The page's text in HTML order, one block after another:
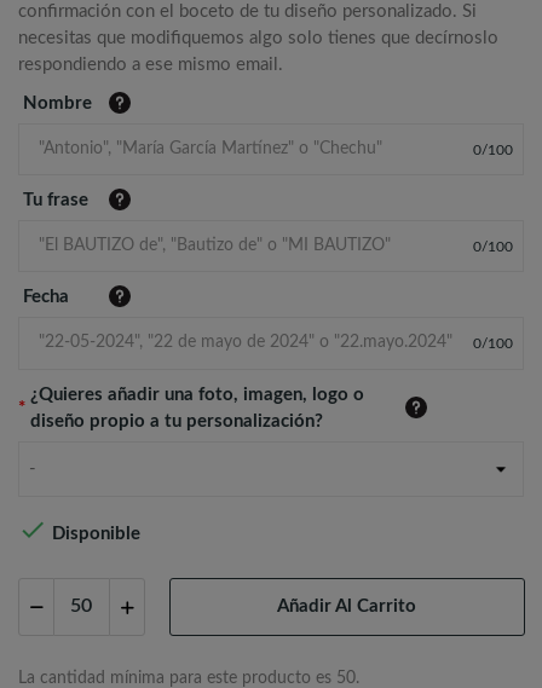
confirmación con el boceto de tu diseño personalizado. Si
necesitas que modifiquemos algo solo tienes que decírnoslo
respondiendo a ese mismo email.
Nombre
0/100
Tu frase
0/100
Fecha
0/100
*
¿Quieres añadir una foto, imagen, logo o
diseño propio a tu personalización?
-
 Disponible
Añadir Al Carrito
La cantidad mínima para este producto es 50.